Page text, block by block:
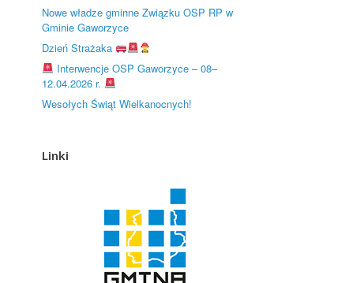
Nowe władze gminne Związku OSP RP w
Gminie Gaworzyce
Dzień Strażaka
Interwencje OSP Gaworzyce – 08–
12.04.2026 r.
Wesołych Świąt Wielkanocnych!
Linki